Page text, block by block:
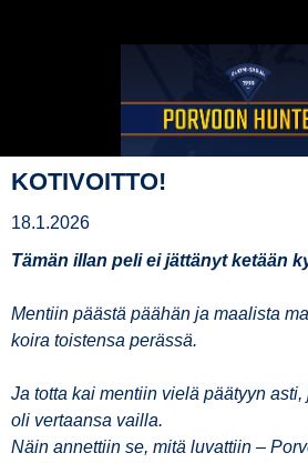
KOTIVOITTO!
18.1.2026
Tämän illan peli ei jättänyt ketään
Mentiin päästä päähän ja maalista
koira toistensa perässä.
Ja totta kai mentiin vielä päätyyn
oli vertaansa vailla.
Näin annettiin se, mitä luvattiin –